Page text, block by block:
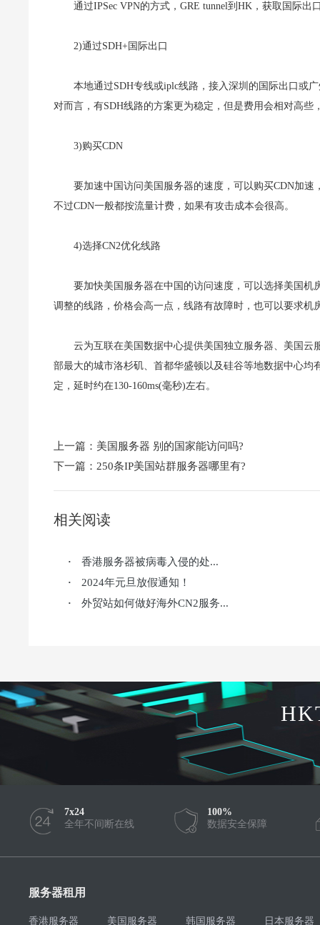
通过IPSec VPN的方式，GRE tunnel到HK，获取国际
2)通过SDH+国际出口
本地通过SDH专线或iplc线路，接入深圳的国际出口或
对而言，有SDH线路的方案更为稳定，但是费用会相对高些
3)购买CDN
要加速中国访问美国服务器的速度，可以购买CDN加
不过CDN一般都按流量计费，如果有攻击成本会很高。
4)选择CN2优化线路
要加快美国服务器在中国的访问速度，可以选择美国机
调整的线路，价格会高一点，线路有故障时，也可以要求机
云为互联在美国数据中心提供美国独立服务器、美国
部最大的城市洛杉矶、首都华盛顿以及硅谷等地数据中心
定，延时约在130-160ms(毫秒)左右。
上一篇： 美国服务器 别的国家能访问吗?
下一篇： 250条IP美国站群服务器哪里有?
相关阅读
· 香港服务器被病毒入侵的处...
· 2024年元旦放假通知！
· 外贸站如何做好海外CN2服务...
7x24
全年不间断在线
100%
数据安全保障
服务器租用
香港服务器 美国服务器 韩国服务器 日本服务器